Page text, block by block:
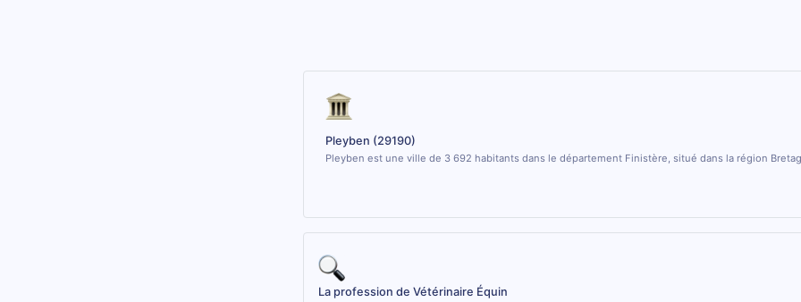
Pleyben (29190)
Pleyben est une ville de 3 692 habitants dans le département Finistère, situé dans la région
La profession de Vétérinaire Équin